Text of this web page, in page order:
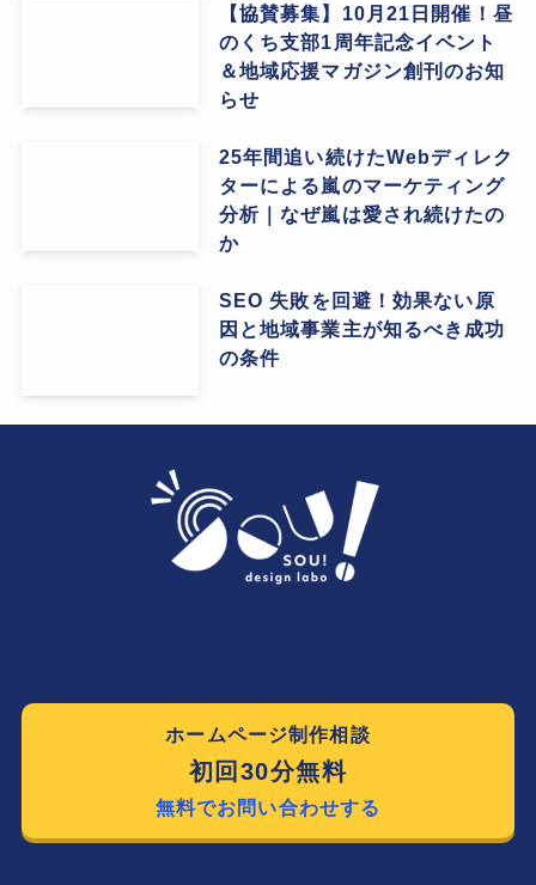
【協賛募集】10月21日開催！昼
のくち支部1周年記念イベント
＆地域応援マガジン創刊のお知
らせ
25年間追い続けたWebディレク
ターによる嵐のマーケティング
分析｜なぜ嵐は愛され続けたの
か
SEO 失敗を回避！効果ない原
因と地域事業主が知るべき成功
の条件
ホームページ制作相談
初回30分無料
無料でお問い合わせする